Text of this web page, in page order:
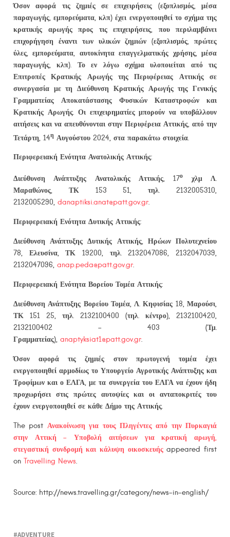
Όσον αφορά τις ζημιές σε επιχειρήσεις
(εξοπλισμός, μέσα
παραγωγής, εμπορεύματα, κλπ) έχει ενεργοποιηθεί το σχήμα της
κρατικής αρωγής προς τις επιχειρήσεις, που περιλαμβάνει
επιχορήγηση έναντι των υλικών ζημιών (εξοπλισμός, πρώτες
ύλες, εμπορεύματα, αυτοκίνητα επαγγελματικής χρήσης, μέσα
παραγωγής, κλπ). Το εν λόγω σχήμα υλοποιείται από τις
Επιτροπές Κρατικής Αρωγής της Περιφέρειας Αττικής σε
συνεργασία με τη Διεύθυνση Κρατικής Αρωγής της Γενικής
Γραμματείας Αποκατάστασης Φυσικών Καταστροφών και
Κρατικής Αρωγής. Οι επιχειρηματίες μπορούν να υποβάλλουν
αιτήσεις και να απευθύνονται στην Περιφέρεια Αττικής, από την
Τετάρτη, 14η Αυγούστου 2024, στα παρακάτω στοιχεία.
Περιφερειακή Ενότητα Ανατολικής Αττικής:
Διεύθυνση Ανάπτυξης Ανατολικής Αττικής, 17ο
χλμ Λ.
Μαραθώνος, ΤΚ 153 51, τηλ. 2132005310,
2132005290, danaptiksi.anat@patt.gov.gr.
Περιφερειακή Ενότητα Δυτικής Αττικής:
Διεύθυνση Ανάπτυξης Δυτικής Αττικής, Ηρώων Πολυτεχνείου
78, Ελευσίνα, ΤΚ 19200, τηλ. 2132047086, 2132047039,
2132047096, anap.peda@patt.gov.gr.
Περιφερειακή Ενότητα Βορείου Τομέα Αττικής:
Διεύθυνση Ανάπτυξης Βορείου Τομέα, Λ. Κηφισίας 18, Μαρούσι,
ΤΚ 151 25, τηλ. 2132100400 (τηλ. κέντρο), 2132100420,
2132100402 – 403 (Τμ.
Γραμματείας), anaptyksiat1@patt.gov.gr.
Όσον αφορά τιςζημιές στον πρωτογενή τομέαέχει
ενεργοποιηθεί αρμοδίως το Υπουργείο Αγροτικής Ανάπτυξης και
Τροφίμων και ο ΕΛΓΑ, με τα συνεργεία του ΕΛΓΑ να έχουν ήδη
προχωρήσει στις πρώτες αυτοψίες και οι ανταποκριτές του
έχουν ενεργοποιηθεί σε κάθε Δήμο της Αττικής.
The post Ανακοίνωση για τους Πληγέντες από την Πυρκαγιά
στην Αττική – Υποβολή αιτήσεων για κρατική αρωγή,
στεγαστική συνδρομή και κάλυψη οικοσκευήςappeared first
on Travelling News.
Source: http://news.travelling.gr/category/news-in-english/
ADVENTURE